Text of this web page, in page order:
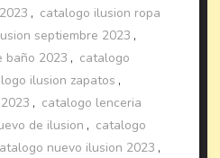
, catalogo ilusion ropa
septiembre 2023 ,
baño 2023 , catalogo
ilusion zapatos ,
, catalogo lenceria
de ilusion , catalogo
nuevo ilusion 2023 ,